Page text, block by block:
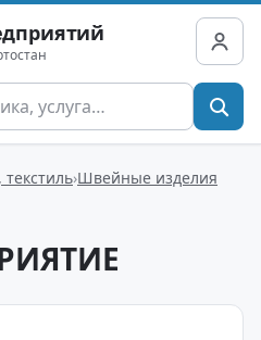
Швейные изделия